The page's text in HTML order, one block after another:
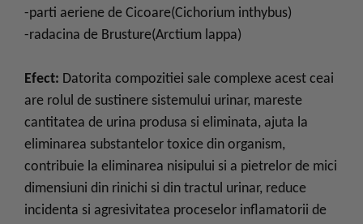
-parti aeriene de Cicoare(Cichorium inthybus)
-radacina de Brusture(Arctium lappa)
Efect: Datorita compozitiei sale complexe acest ceai
are rolul de sustinere sistemului urinar, mareste
cantitatea de urina produsa si eliminata, ajuta la
eliminarea substantelor toxice din organism,
contribuie la eliminarea nisipului si a pietrelor de mici
dimensiuni din rinichi si din tractul urinar, reduce
incidenta si agresivitatea proceselor inflamatorii de